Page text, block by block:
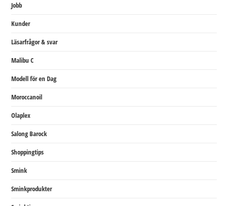
Jobb
Kunder
Läsarfrågor & svar
Malibu C
Modell för en Dag
Moroccanoil
Olaplex
Salong Barock
Shoppingtips
Smink
Sminkprodukter